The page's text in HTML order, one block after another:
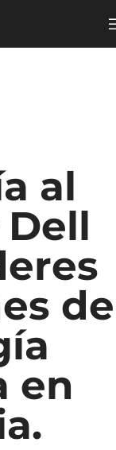
al
de
en